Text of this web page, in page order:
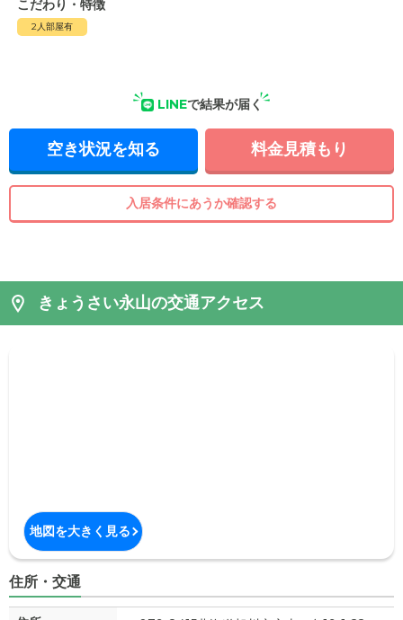
こだわり・特徴
2人部屋有
LINEで結果が届く
空き状況を知る 料金見積もり
入居条件にあうか確認する
きょうさい永山の交通アクセス
地図を大きく見る
住所・交通